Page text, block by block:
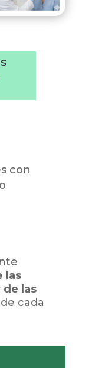
con
las
de las
cada